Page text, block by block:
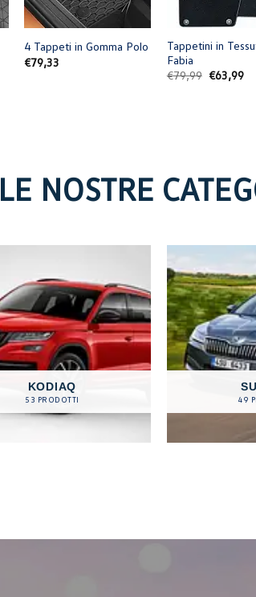
+
4 Tappeti in Gomma Polo
€79,33
Tappetini in
Fabia
€79,99 Il
prezzo
€63,99Il
LE NOSTRE
KODIAQ
53 PRODOTTI 49